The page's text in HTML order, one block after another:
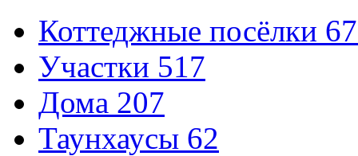
Коттеджные посёлки
Участки 517
Дома 207
Таунхаусы 62